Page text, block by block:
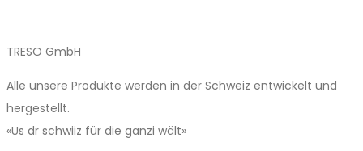
TRESO GmbH
Alle unsere Produkte werden in der Schweiz entwickelt und
hergestellt.
«Us dr schwiiz für die ganzi wält»